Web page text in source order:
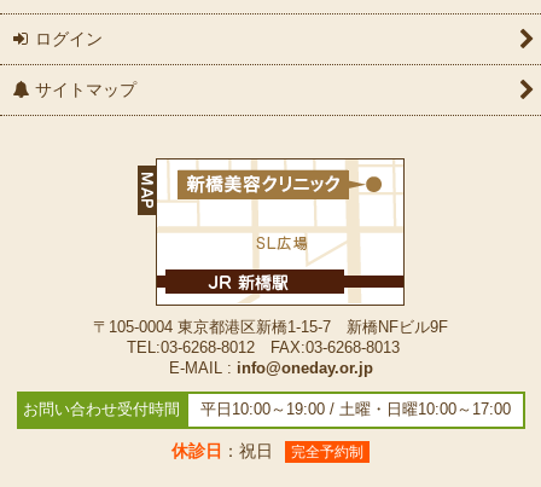
ログイン
サイトマップ
〒105-0004 東京都港区新橋1-15-7 新橋NFビル9F
TEL:03-6268-8012 FAX:03-6268-8013
E-MAIL : info@oneday.or.jp
お問い合わせ受付時間 平日10:00～19:00 / 土曜・日曜10:00～17:00
休診日 ：祝日 完全予約制